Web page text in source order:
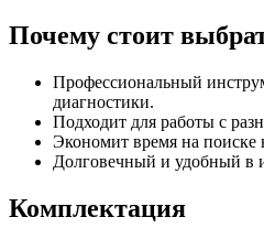
Почему стоит
Профессиональный
диагностики.
Подходит для работы с
Экономит время на поиске
Долговечный и удобный в
Комплектация